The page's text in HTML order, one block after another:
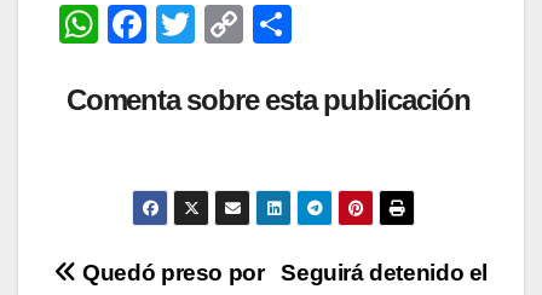
W
at
F
c
b
o
o
T
tt
C
p
Li
n
m
ar
tir
Comenta sobre esta publicación
Navegación Seguirá detenido el
Quedó preso por